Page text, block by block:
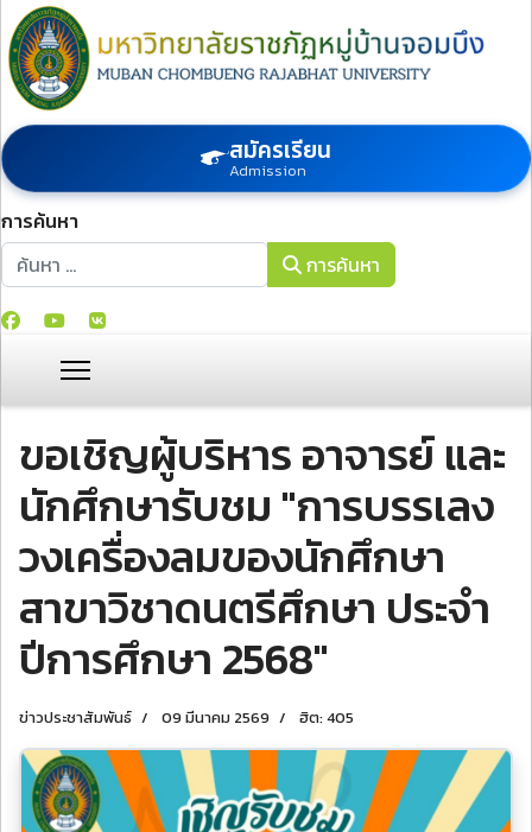
สมัครเรียน
Admission
การค้นหา
การค้นหา
การค้นหา
ขอเชิญผู้บริหาร อาจารย์ และ
นักศึกษารับชม "การบรรเลง
วงเครื่องลมของนักศึกษา
สาขาวิชาดนตรีศึกษา ประจำ
ปีการศึกษา 2568"
ข่าวประชาสัมพันธ์ 09 มีนาคม 2569 ฮิต: 405